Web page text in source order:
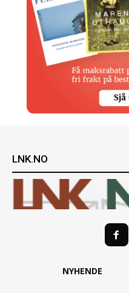
LNK.NO
NYHENDE